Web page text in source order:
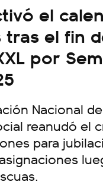
el
tras el fin
por
Nacional
reanudó el
para